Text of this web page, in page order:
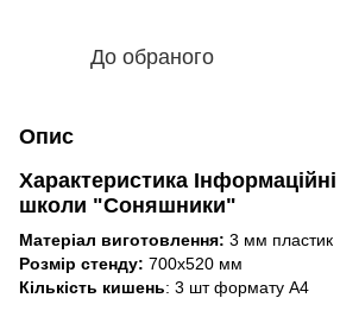
До обраного
Опис
Характеристика
школи "Соняшники"
Матеріал виготовлення: 3 мм пластик
Розмір стенду: 700х520 мм
Кількість кишень: 3 шт формату А4